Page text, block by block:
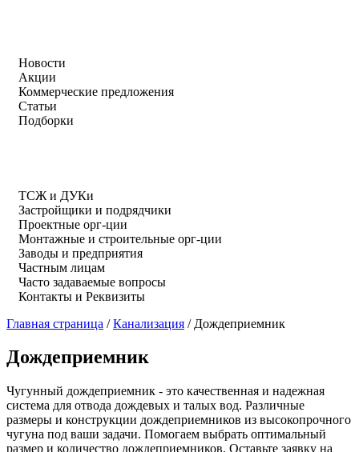
Новости
Акции
Коммерческие предложения
Статьи
Подборки
ТСЖ и ДУКи
Застройщики и подрядчики
Проектные орг-ции
Монтажные и строительные орг-ции
Заводы и предприятия
Частным лицам
Часто задаваемые вопросы
Контакты и Реквизиты
Главная страница /Канализация / Дождеприемник
Дождеприемник
Чугунный дождеприемник - это качественная и надежная
система для отвода дождевых и талых вод. Различные
размеры и конструкции дождеприемников из высокопрочного
чугуна под ваши задачи. Помогаем выбрать оптимальный
размер и количество дождеприемников. Оставьте заявку на